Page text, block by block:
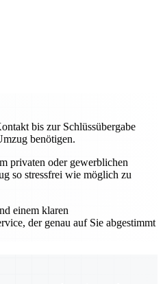
bis zur Schlüssübergabe
benötigen.
privaten oder gewerblichen
so stressfrei wie möglich zu
einem klaren
der genau auf Sie abgestimmt